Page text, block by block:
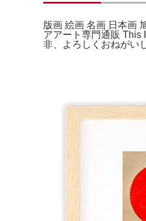
版画 絵画 名画 日本画
アアート専門通販 This
非、よろしくおねがい